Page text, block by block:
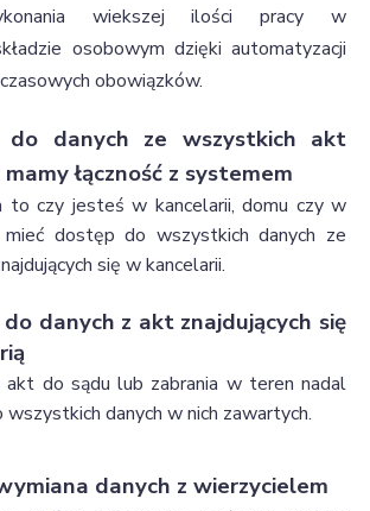
wiekszej ilości pracy w
osobowym dzięki automatyzacji
obowiązków.
do danych ze wszystkich akt
łączność z systemem
to czy jesteś w kancelarii, domu czy w
dostęp do wszystkich danych ze
się w kancelarii.
danych z akt znajdujących się
akt do sądu lub zabrania w teren nadal
danych w nich zawartych.
danych z wierzycielem